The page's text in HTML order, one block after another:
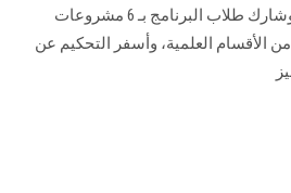
Pharm D Clinical Pharmacy، وشارك طلاب البرنامج بـ 6 مشروعات
بحثية، وذلك تحت إشراف 4 من الأقسام العلمية، وأسفر التحكيم عن